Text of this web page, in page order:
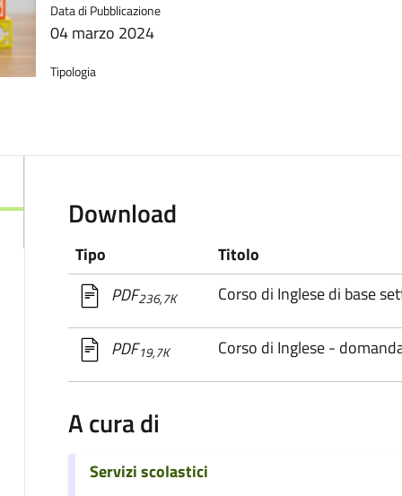
Data di Pubblicazione
04 marzo 2024
Tipologia
Download
Tipo
Titolo
PDF236,7K Corso di Inglese di base
PDF19,7K Corso di Inglese -
A cura di
Servizi scolastici